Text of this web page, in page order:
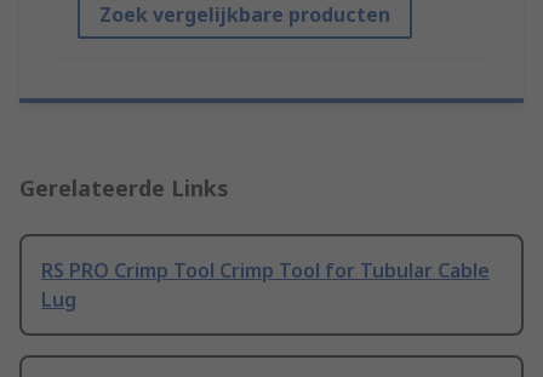
Zoek vergelijkbare producten
Gerelateerde Links
RS PRO Crimp Tool Crimp Tool for Tubular Cable
Lug